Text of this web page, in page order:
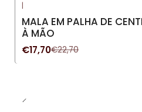
-22%DESCONTO
|
MALA EM PALHA DE
À MÃO
€17,70€22,70